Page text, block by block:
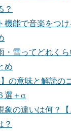
？
機能で音楽をつ
・雪ってどれく
め
の意味と解読の
選＋α
の違いは何？【
？